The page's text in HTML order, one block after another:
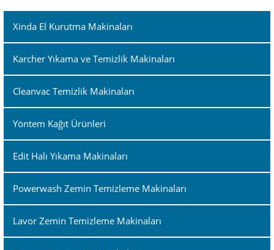
Xinda El Kurutma Makinaları
Karcher Yıkama ve Temizlik Makinaları
Cleanvac Temizlik Makinaları
Yöntem Kağıt Ürünleri
Edit Halı Yıkama Makinaları
Powerwash Zemin Temizleme Makinaları
Lavor Zemin Temizleme Makinaları